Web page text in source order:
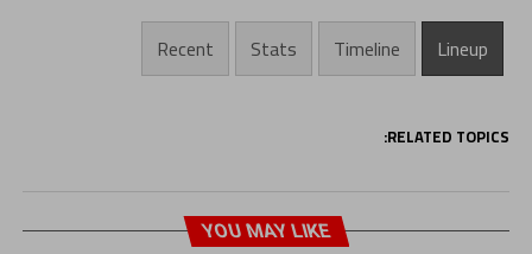
Lineup
Timeline
Stats
Recent
RELATED TOPICS:
YOU MAY LIKE